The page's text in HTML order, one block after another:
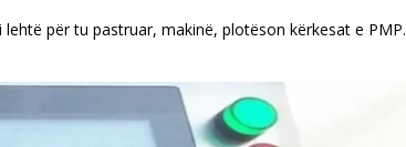
për tu pastruar, makinë, plotëson kërkesat e PMP.